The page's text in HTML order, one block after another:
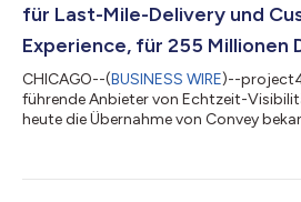
für Last-Mile-Delivery und
Experience, für 255 Millionen
CHICAGO--(BUSINESS WIRE)--
führende Anbieter von Echtzeit-
heute die Übernahme von Convey
mehr als 200 der weltweit größten